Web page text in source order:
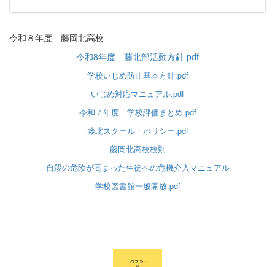
令和８年度 藤岡北高校
令和8年度 藤北部活動方針.pdf
学校いじめ防止基本方針.pdf
いじめ対応マニュアル.pdf
令和７年度 学校評価まとめ.pdf
藤北スクール・ポリシー.pdf
藤岡北高校校則
自殺の危険が高まった生徒への危機介入マニュアル
学校図書館一般開放.pdf